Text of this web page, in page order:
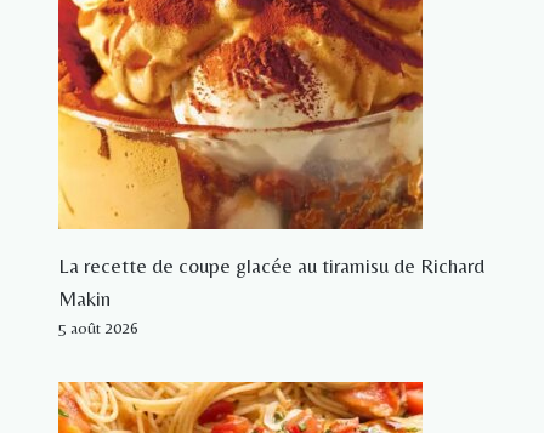
La recette de coupe glacée au tiramisu de Richard
Makin
5 août 2026